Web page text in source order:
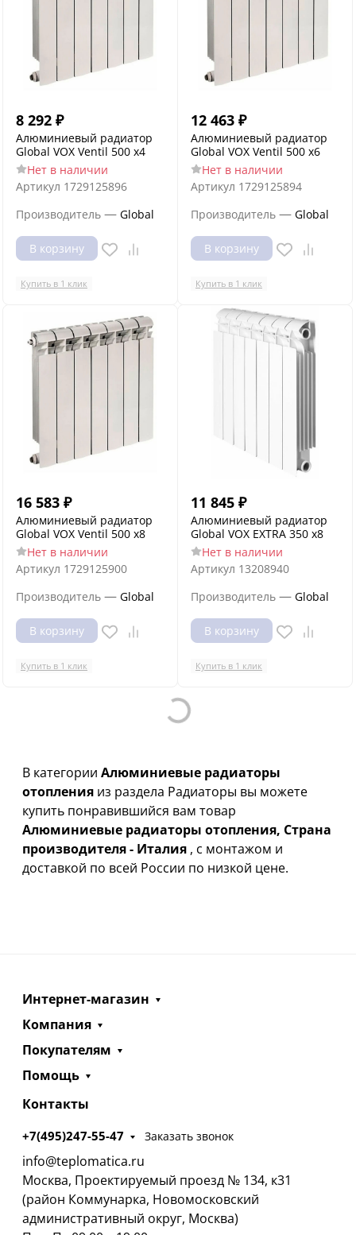
8 292 ₽
Алюминиевый радиатор
Global VOX Ventil 500 x4
Нет в наличии
Артикул 1729125896
Производитель — Global
В корзину
Купить в 1 клик
12 463 ₽
Алюминиевый радиатор
Global VOX Ventil 500 x6
Нет в наличии
Артикул 1729125894
Производитель — Global
В корзину
Купить в 1 клик
16 583 ₽
Алюминиевый радиатор
Global VOX Ventil 500 x8
Нет в наличии
Артикул 1729125900
Производитель — Global
В корзину
Купить в 1 клик
11 845 ₽
Алюминиевый радиатор
Global VOX EXTRA 350 х8
Нет в наличии
Артикул 13208940
Производитель — Global
В корзину
Купить в 1 клик
Loading...
В категории Алюминиевые радиаторы
отопления из раздела Радиаторы вы можете
купить понравившийся вам товар
Алюминиевые радиаторы отопления, Страна
производителя - Италия , с монтажом и
доставкой по всей России по низкой цене.
Интернет-магазин
Компания
Покупателям
Помощь
Контакты
+7(495)247-55-47 Заказать звонок
info@teplomatica.ru
Москва, Проектируемый проезд № 134, к31
(район Коммунарка, Новомосковский
административный округ, Москва)